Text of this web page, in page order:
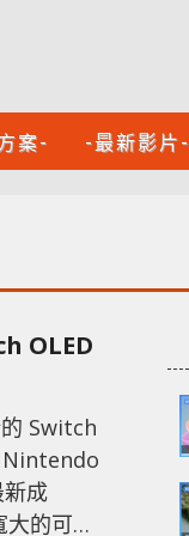
案- -最新影片-
OLED
Switch
成
的可調